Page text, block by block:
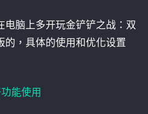
电脑上多开玩金铲铲之战：双
的，具体的使用和优化设置
能使用